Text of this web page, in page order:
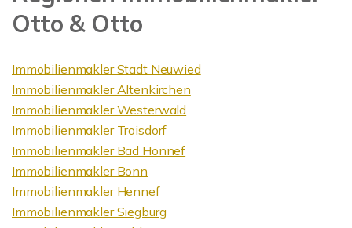
Otto & Otto
Immobilienmakler Stadt Neuwied
Immobilienmakler Altenkirchen
Immobilienmakler Westerwald
Immobilienmakler Troisdorf
Immobilienmakler Bad Honnef
Immobilienmakler Bonn
Immobilienmakler Hennef
Immobilienmakler Siegburg